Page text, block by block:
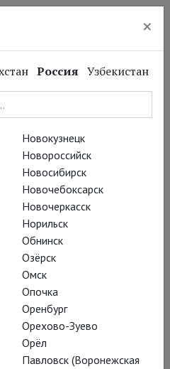
игры
×
Россия Узбекистан
Новокузнецк
Новороссийск
Новосибирск
Новочебоксарск
Новочеркасск
Норильск
Обнинск
Озёрск
Омск
Опочка
Оренбург
Орехово-Зуево
Орёл
Павловск (Воронежская